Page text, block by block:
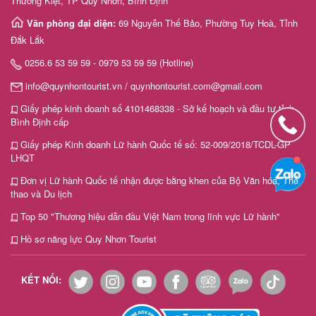
Văn phòng đại diện: 69 Nguyễn Thế Bảo, Phường Tuy Hoà, Tỉnh
Đắk Lắk
0256.6 53 59 59 - 0979 53 59 59 (Hotline)
info@quynhontourist.vn / quynhontourist.com@gmail.com
Giấy phép kinh doanh số 4101468338 - Sở kế hoạch và đầu tư tỉnh
Bình Định cấp
Giấy phép Kinh doanh Lữ hành Quốc tế số: 52-009/2018/TCDL-GP
LHQT
Đơn vị Lữ hành Quốc tế nhận được bằng khen của Bộ Văn hóa, Thể
thao và Du lịch
Top 50 "Thương hiệu dẫn đầu Việt Nam trong lĩnh vực Lữ hành"
Hồ sơ năng lực Quy Nhơn Tourist
KẾT NỐI: